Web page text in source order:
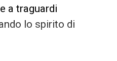
a traguardi
lo spirito di